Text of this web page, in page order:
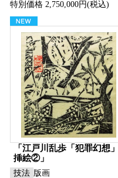
特別価格 2,750,000円(税込)
「江戸川乱歩「犯罪幻想」
挿絵②」
技法 版画